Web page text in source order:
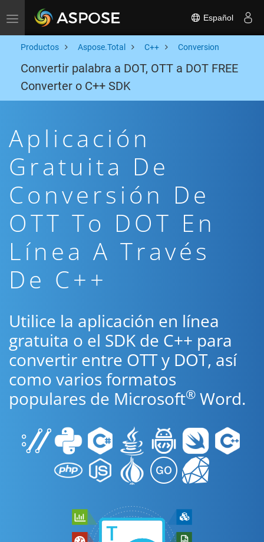
Toggle navigation Español
Productos Aspose.Total C++ Conversion
Convertir palabra a DOT, OTT a DOT FREE
Converter o C++ SDK
Aplicación
Gratuita De
Conversión De
OTT To DOT En
Línea A Través
De C++
Utilice la aplicación en línea
gratuita o el SDK de C++ para
convertir entre OTT y DOT, así
como varios formatos
populares de Microsoft® Word.